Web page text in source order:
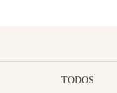
TODOS